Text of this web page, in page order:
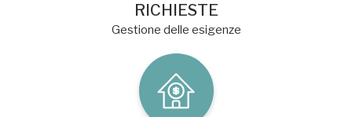
RICHIESTE
Gestione delle esigenze